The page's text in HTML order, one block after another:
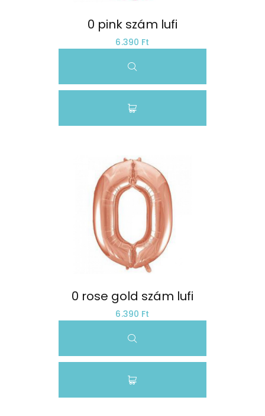
0 pink szám lufi
6.390 Ft
0 rose gold szám lufi
6.390 Ft